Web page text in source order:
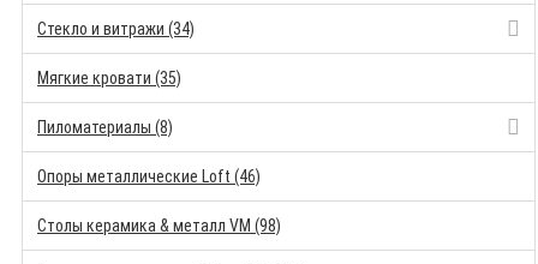
Стекло и витражи (34)
Мягкие кровати (35)
Пиломатериалы (8)
Опоры металлические Loft (46)
Столы керамика & металл VM (98)